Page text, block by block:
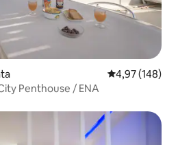
Gemiddelde
4,97 (148)
Penthouse / ENA